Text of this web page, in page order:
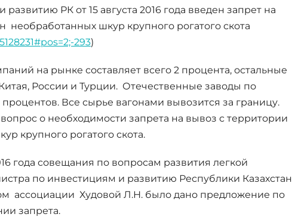
РК от 15 августа 2016 года введен запрет на
необработанных шкур крупного рогатого скота
293)
на рынке составляет всего 2 процента, остальные
России и Турции. Отечественные заводы по
Все сырье вагонами вывозится за границу.
о необходимости запрета на вывоз с территории
крупного рогатого скота.
года совещания по вопросам развития легкой
по инвестициям и развитию Республики Казахстан
ассоциации Худовой Л.Н. было дано предложение по
запрета.